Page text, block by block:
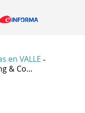
en VALLE -
& Co...